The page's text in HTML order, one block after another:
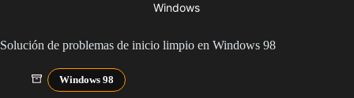
Windows
Solución de problemas de inicio limpio en Windows 98
Windows 98